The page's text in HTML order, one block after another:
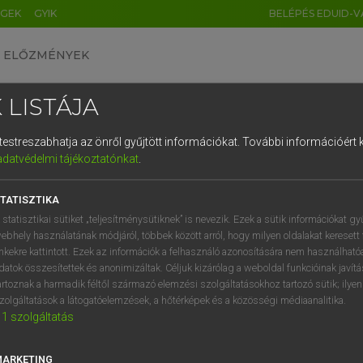
GYIK BELÉPÉS EDUID-
ELŐZMÉNYEK
szótár
VAN ELŐFIZETÉSED?
megtekintéséhez.
LISTÁJA
az önről gyűjtött információkat. További információért
tájékoztatónkat.
statisztikai sütiket „teljesítménysütiknek” is nevezik. Ezek a sütik információkat
használatának módjáról, többek között arról, hogy milyen oldalakat keresett
kattintott. Ezek az információk a felhasználó azonosítására nem
összesítettek és anonimizáltak. Céljuk kizárólag a weboldal funkcióinak
a harmadik féltől származó elemzési szolgáltatásokhoz tartozó sütik;
a látogatóelemzések, a hőtérképek és a közösségi médiaanalitika.
1 szolgáltatás
DE CN FR ES IT NL
1 2 3 4 5 6 7 8 9
q w e r t z u i
a s d f g h j k l é
í y x c v b n m , .